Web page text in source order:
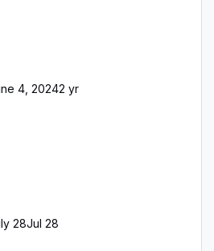
4, 20242 yr
28Jul 28